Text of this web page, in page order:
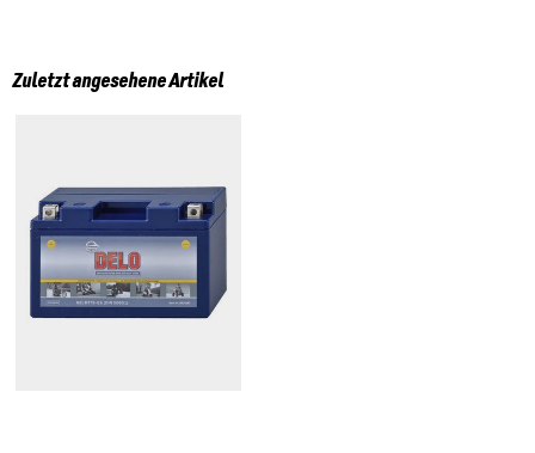
Zuletzt angesehene Artikel